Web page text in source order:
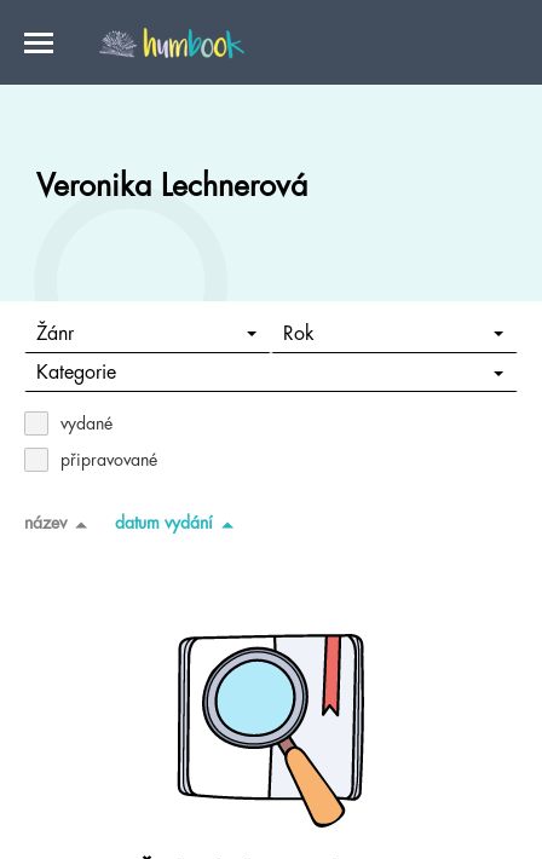
Veronika Lechnerová
Žánr Rok
Kategorie
vydané
připravované
název datum vydání